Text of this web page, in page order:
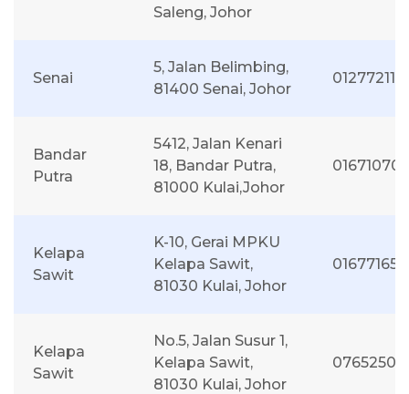
Saleng, Johor
Senai
5, Jalan Belimbing,
81400 Senai, Johor
0127721115
Bandar
Putra
5412, Jalan Kenari
18, Bandar Putra,
81000 Kulai,Johor
Kelapa
Sawit
K-10, Gerai MPKU
Kelapa Sawit,
81030 Kulai, Johor
Kelapa
Sawit
No.5, Jalan Susur 1,
Kelapa Sawit,
81030 Kulai, Johor